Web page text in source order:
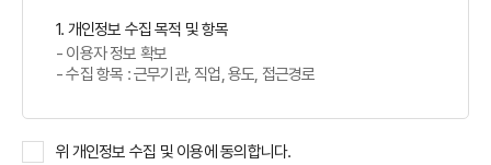
1. 개인정보 수집 목적 및 항목
- 이용자 정보 확보
- 수집 항목 : 근무기관, 직업, 용도, 접근경로
위 개인정보 수집 및 이용에 동의합니다.